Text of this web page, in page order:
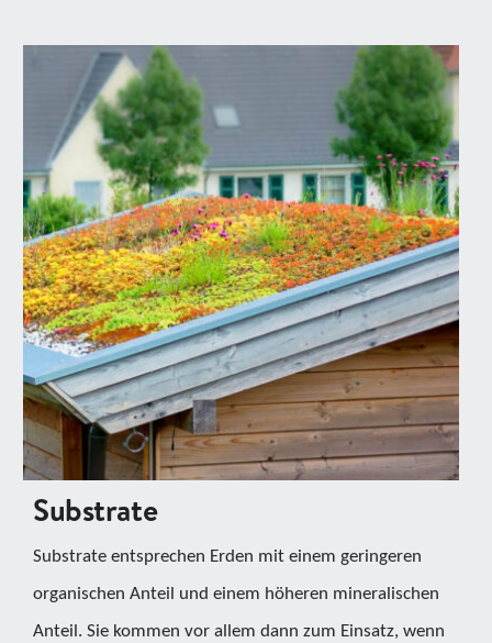
Substrate
Substrate entsprechen Erden mit einem geringeren
organischen Anteil und einem höheren mineralischen
Anteil. Sie kommen vor allem dann zum Einsatz, wenn